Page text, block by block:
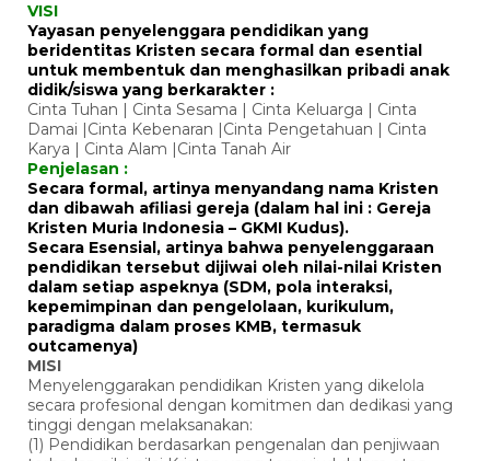
VISI
Yayasan penyelenggara pendidikan yang
beridentitas Kristen secara formal dan esential
untuk membentuk dan menghasilkan pribadi anak
didik/siswa yang berkarakter :
Cinta Tuhan | Cinta Sesama | Cinta Keluarga | Cinta
Damai |Cinta Kebenaran |Cinta Pengetahuan | Cinta
Karya | Cinta Alam |Cinta Tanah Air
Penjelasan :
Secara formal, artinya menyandang nama Kristen
dan dibawah afiliasi gereja (dalam hal ini : Gereja
Kristen Muria Indonesia – GKMI Kudus).
Secara Esensial, artinya bahwa penyelenggaraan
pendidikan tersebut dijiwai oleh nilai-nilai Kristen
dalam setiap aspeknya (SDM, pola interaksi,
kepemimpinan dan pengelolaan, kurikulum,
paradigma dalam proses KMB, termasuk
outcamenya)
MISI
Menyelenggarakan pendidikan Kristen yang dikelola
secara profesional dengan komitmen dan dedikasi yang
tinggi dengan melaksanakan:
(1) Pendidikan berdasarkan pengenalan dan penjiwaan